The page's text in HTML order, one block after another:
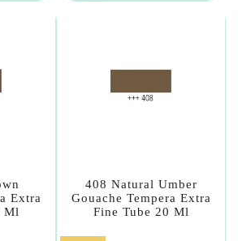
Extra
Ml
408 Natural Umber
Gouache Tempera Extra
Fine Tube 20 Ml